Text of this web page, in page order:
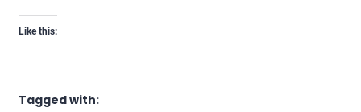
Like this:
Tagged with: